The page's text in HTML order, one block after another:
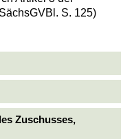
S. 125)
Zuschusses,